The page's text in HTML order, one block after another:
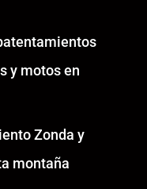
y motos en
Zonda y
montaña